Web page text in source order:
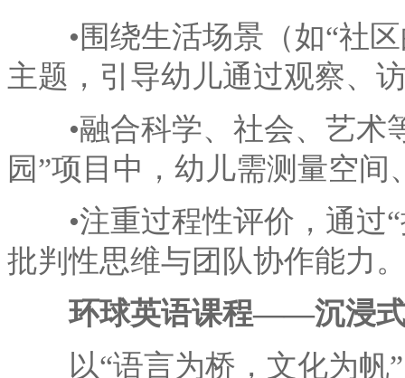
•围绕生活场景（如“社区
主题，引导幼儿通过观察、
•融合科学、社会、艺术
园”项目中，幼儿需测量空
•注重过程性评价，通过“
批判性思维与团队协作能力
环球英语课程——沉浸
以“语言为桥，文化为帆”